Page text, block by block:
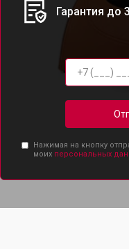
Гарантия до
Нажимая на кнопку
моих персональных